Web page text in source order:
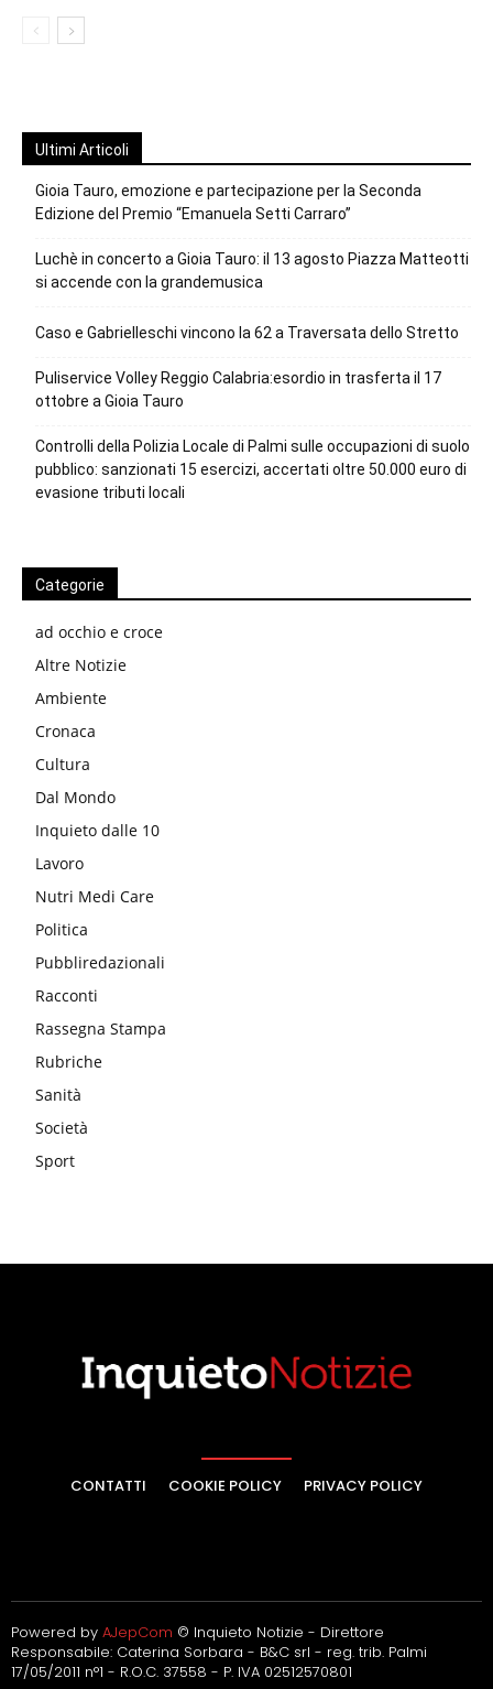
Ultimi Articoli
Gioia Tauro, emozione e partecipazione per la Seconda
Edizione del Premio “Emanuela Setti Carraro”
Luchè in concerto a Gioia Tauro: il 13 agosto Piazza Matteotti
si accende con la grandemusica
Caso e Gabrielleschi vincono la 62 a Traversata dello Stretto
Puliservice Volley Reggio Calabria:esordio in trasferta il 17
ottobre a Gioia Tauro
Controlli della Polizia Locale di Palmi sulle occupazioni di suolo
pubblico: sanzionati 15 esercizi, accertati oltre 50.000 euro di
evasione tributi locali
Categorie
ad occhio e croce
Altre Notizie
Ambiente
Cronaca
Cultura
Dal Mondo
Inquieto dalle 10
Lavoro
Nutri Medi Care
Politica
Pubbliredazionali
Racconti
Rassegna Stampa
Rubriche
Sanità
Società
Sport
CONTATTI COOKIE POLICY PRIVACY POLICY
Powered by AJepCom © Inquieto Notizie - Direttore
Responsabile: Caterina Sorbara - B&C srl - reg. trib. Palmi
17/05/2011 n°1 - R.O.C. 37558 - P. IVA 02512570801